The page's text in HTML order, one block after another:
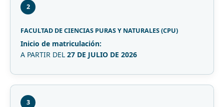
2
FACULTAD DE CIENCIAS PURAS Y NATURALES (CPU)
Inicio de matriculación:
A PARTIR DEL 27 DE JULIO DE 2026
3